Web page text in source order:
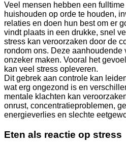
Veel mensen hebben een
huishouden op orde te houden,
relaties en doen hun best om er
vindt plaats in een drukke, snel
stress kan veroorzaken door de
rondom ons. Deze
onzeker maken. Vooral het
kan veel stress opleveren.
Dit gebrek aan controle kan
wat erg ongezond is en
mentale klachten kan
onrust, concentratieproblemen,
energieverlies en slechte
Eten als reactie op stress